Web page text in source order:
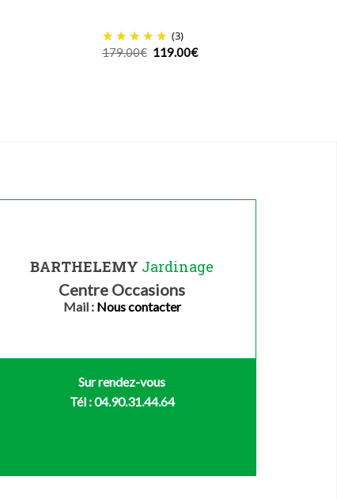
(3)
179.00€ Le
119.00€Le
BARTHELEMY Jardinage
Centre Occasions
Mail : Nous contacter
Sur rendez-vous
Tél : 04.90.31.44.64